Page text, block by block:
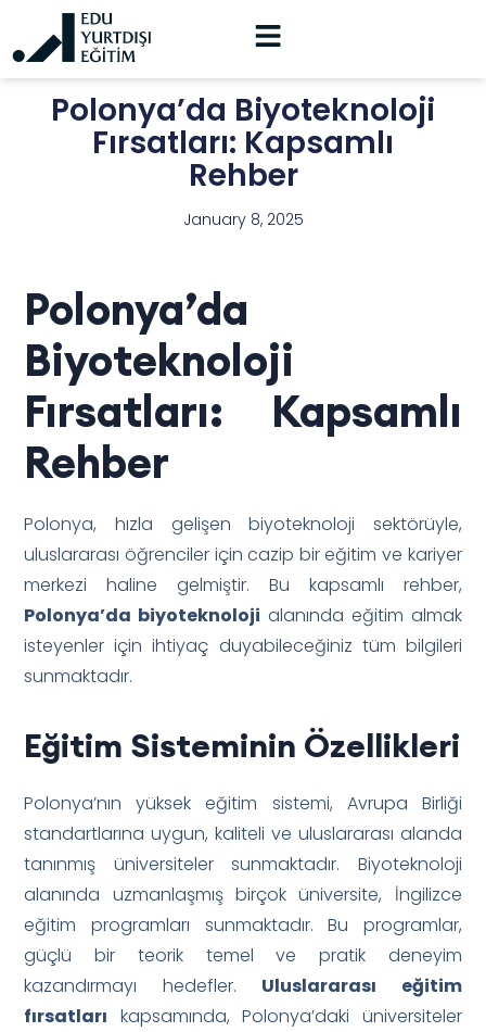
Polonya’da Biyoteknoloji
Fırsatları: Kapsamlı
Rehber
January 8, 2025
Polonya’da
Biyoteknoloji
Fırsatları: Kapsamlı
Rehber
Polonya, hızla gelişen biyoteknoloji sektörüyle,
uluslararası öğrenciler için cazip bir eğitim ve kariyer
merkezi haline gelmiştir. Bu kapsamlı rehber,
Polonya’da biyoteknoloji alanında eğitim almak
isteyenler için ihtiyaç duyabileceğiniz tüm bilgileri
sunmaktadır.
Eğitim Sisteminin Özellikleri
Polonya’nın yüksek eğitim sistemi, Avrupa Birliği
standartlarına uygun, kaliteli ve uluslararası alanda
tanınmış üniversiteler sunmaktadır. Biyoteknoloji
alanında uzmanlaşmış birçok üniversite, İngilizce
eğitim programları sunmaktadır. Bu programlar,
güçlü bir teorik temel ve pratik deneyim
kazandırmayı hedefler. Uluslararası eğitim
fırsatları kapsamında, Polonya’daki üniversiteler